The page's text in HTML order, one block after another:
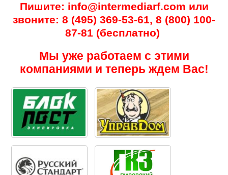
Пишите: info@intermediarf.com или
звоните: 8 (495) 369-53-61, 8 (800) 100-
87-81 (бесплатно)
Мы уже работаем с этими
компаниями и теперь ждем Вас!